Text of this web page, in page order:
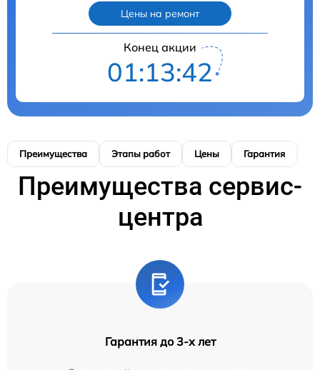
Цены на ремонт
Конец акции
01:13:40
Преимущества Этапы работ Цены Гарантия
Преимущества сервис-
центра
Гарантия до 3-х лет